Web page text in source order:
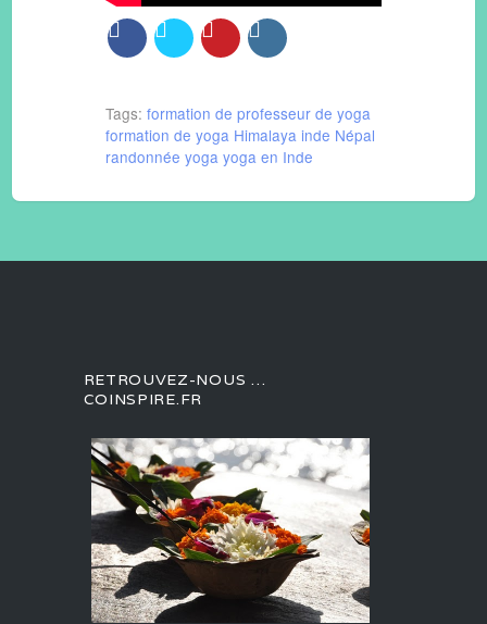
Tags:formation de professeur de yoga
formation de yoga Himalaya inde Népal
randonnée yoga yoga en Inde
RETROUVEZ-NOUS …
COINSPIRE.FR